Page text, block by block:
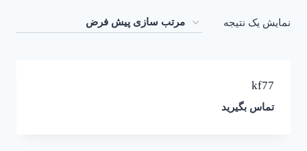
نمایش یک نتیجه
kf77
تماس بگیرید